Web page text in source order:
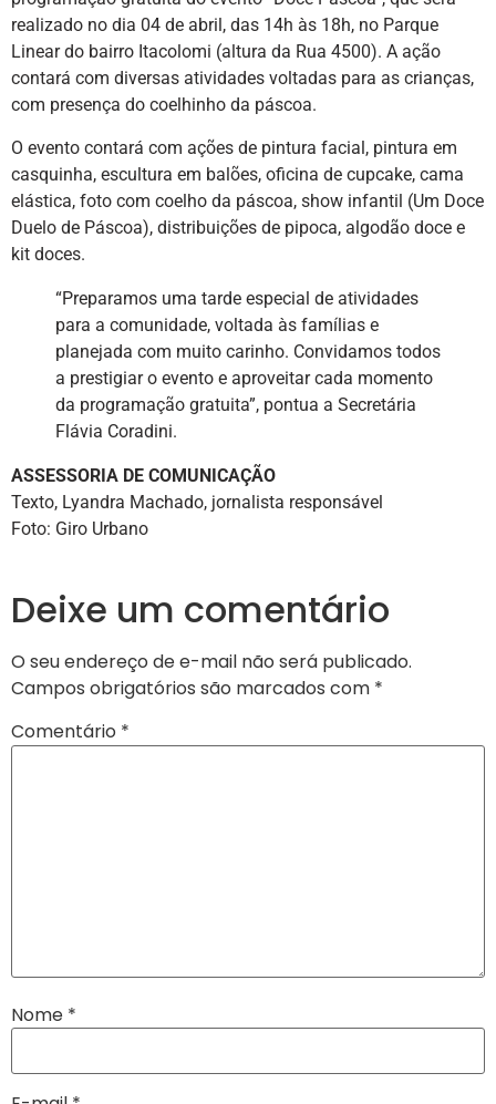
realizado no dia 04 de abril, das 14h às 18h, no Parque
Linear do bairro Itacolomi (altura da Rua 4500). A ação
contará com diversas atividades voltadas para as crianças,
com presença do coelhinho da páscoa.
O evento contará com ações de pintura facial, pintura em
casquinha, escultura em balões, oficina de cupcake, cama
elástica, foto com coelho da páscoa, show infantil (Um Doce
Duelo de Páscoa), distribuições de pipoca, algodão doce e
kit doces.
“Preparamos uma tarde especial de atividades
para a comunidade, voltada às famílias e
planejada com muito carinho. Convidamos todos
a prestigiar o evento e aproveitar cada momento
da programação gratuita”, pontua a Secretária
Flávia Coradini.
ASSESSORIA DE COMUNICAÇÃO
Texto, Lyandra Machado, jornalista responsável
Foto: Giro Urbano
Deixe um comentário
O seu endereço de e-mail não será publicado.
Campos obrigatórios são marcados com *
Comentário *
Nome *